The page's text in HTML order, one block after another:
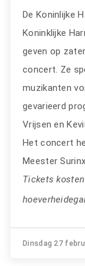
De Koninlijke
Koninklijke
geven op
concert. Ze
muzikanten
gevarieerd
Vrijsen en
Het concert
Meester
Tickets
Dinsdag 27